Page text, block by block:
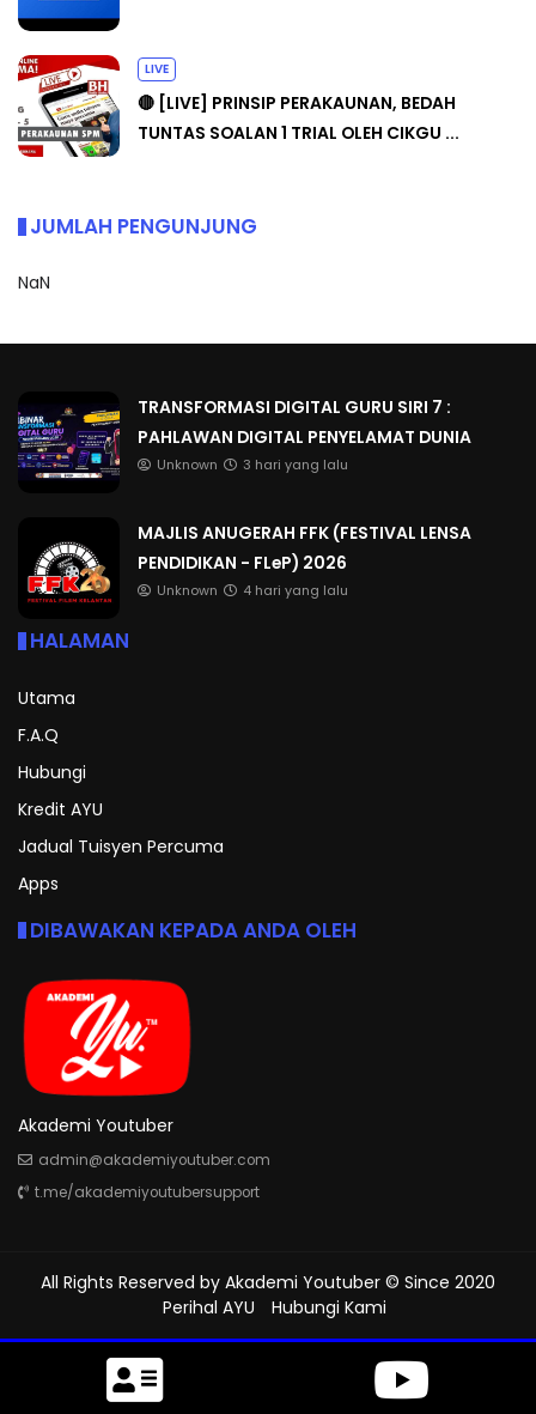
LIVE
🔴 [LIVE] PRINSIP PERAKAUNAN, BEDAH
TUNTAS SOALAN 1 TRIAL OLEH CIKGU ...
JUMLAH PENGUNJUNG
NaN
TRANSFORMASI DIGITAL GURU SIRI 7 :
PAHLAWAN DIGITAL PENYELAMAT DUNIA
Unknown 3 hari yang lalu
MAJLIS ANUGERAH FFK (FESTIVAL LENSA
PENDIDIKAN - FLeP) 2026
Unknown 4 hari yang lalu
HALAMAN
Utama
F.A.Q
Hubungi
Kredit AYU
Jadual Tuisyen Percuma
Apps
DIBAWAKAN KEPADA ANDA OLEH
Akademi Youtuber
admin@akademiyoutuber.com
t.me/akademiyoutubersupport
All Rights Reserved by Akademi Youtuber © Since 2020
Perihal AYU
Hubungi Kami